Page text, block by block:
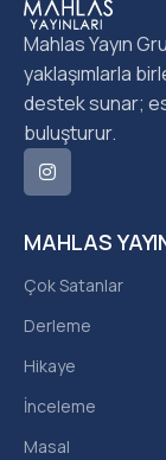
MAHLAS
Çok Satanlar
Derleme
Hikaye
İnceleme
Masal
Mahlas Yayın
yaklaşımlarla
destek sunar;
buluşturur.